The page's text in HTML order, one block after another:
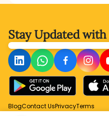
Stay Updated with
BlogContact UsPrivacyTerms